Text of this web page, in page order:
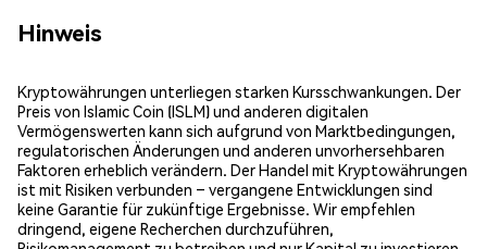
Hinweis
Kryptowährungen unterliegen starken Kursschwankungen. Der
Preis von Islamic Coin (ISLM) und anderen digitalen
Vermögenswerten kann sich aufgrund von Marktbedingungen,
regulatorischen Änderungen und anderen unvorhersehbaren
Faktoren erheblich verändern. Der Handel mit Kryptowährungen
ist mit Risiken verbunden – vergangene Entwicklungen sind
keine Garantie für zukünftige Ergebnisse. Wir empfehlen
dringend, eigene Recherchen durchzuführen,